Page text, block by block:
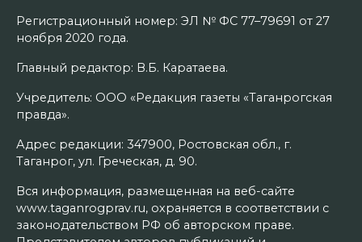
Регистрационный номер: ЭЛ № ФС 77–79691 от 27
ноября 2020 года.
Главный редактор: В.Б. Каратаева.
Учредитель: ООО «Редакция газеты «Таганрогская
правда».
Адрес редакции: 347900, Ростовская обл., г.
Таганрог, ул. Греческая, д. 90.
Вся информация, размещенная на веб-сайте
www.taganrogprav.ru, охраняется в соответствии с
законодательством РФ об авторском праве.